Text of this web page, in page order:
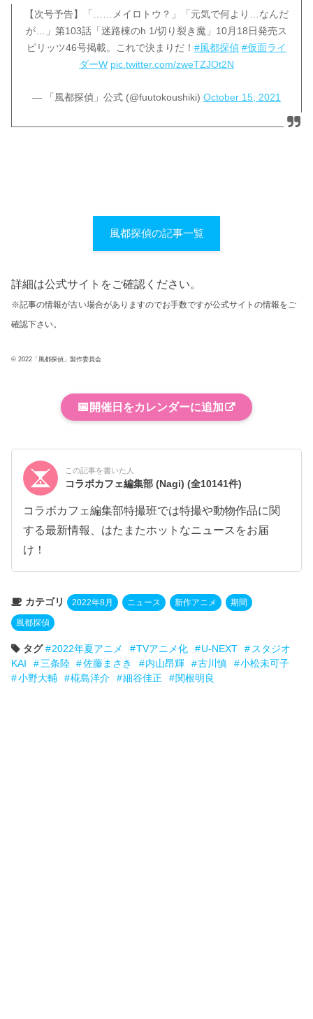
【次号予告】「……メイロトウ？」「元気で何より…なんだ
が…」第103話「迷路棟のh 1/切り裂き魔」10月18日発売ス
ピリッツ46号掲載。これで決まりだ！ #風都探偵 #仮面ライ
ダーW pic.twitter.com/zweTZJOt2N
— 「風都探偵」公式 (@fuutokoushiki) October 15, 2021
風都探偵の記事一覧
詳細は公式サイトをご確認ください。
※記事の情報が古い場合がありますのでお手数ですが公式サイトの情報をご
確認下さい。
© 2022「風都探偵」製作委員会
📅 開催日をカレンダーに追加
この記事を書いた人
コラボカフェ編集部 (Nagi)(全10141件)
コラボカフェ編集部特撮班では特撮や動物作品に関
する最新情報、はたまたホットなニュースをお届
け！
カテゴリ 2022年8月 ニュース 新作アニメ 期間
風都探偵
タグ 2022年夏アニメ TVアニメ化 U-NEXT
スタジオ
KAI
三条陸 佐藤まさき 内山昂輝 古川慎
小松未可子
小野大輔
椛島洋介 細谷佳正 関根明良